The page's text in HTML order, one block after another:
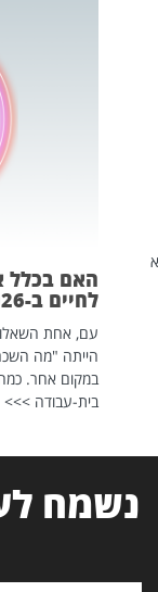
האם בכלל
לחיים ב-2026?
עם, אחת
הייתה "מה
במקום אחר. כמה
בית-עבודה >>>
נשמח